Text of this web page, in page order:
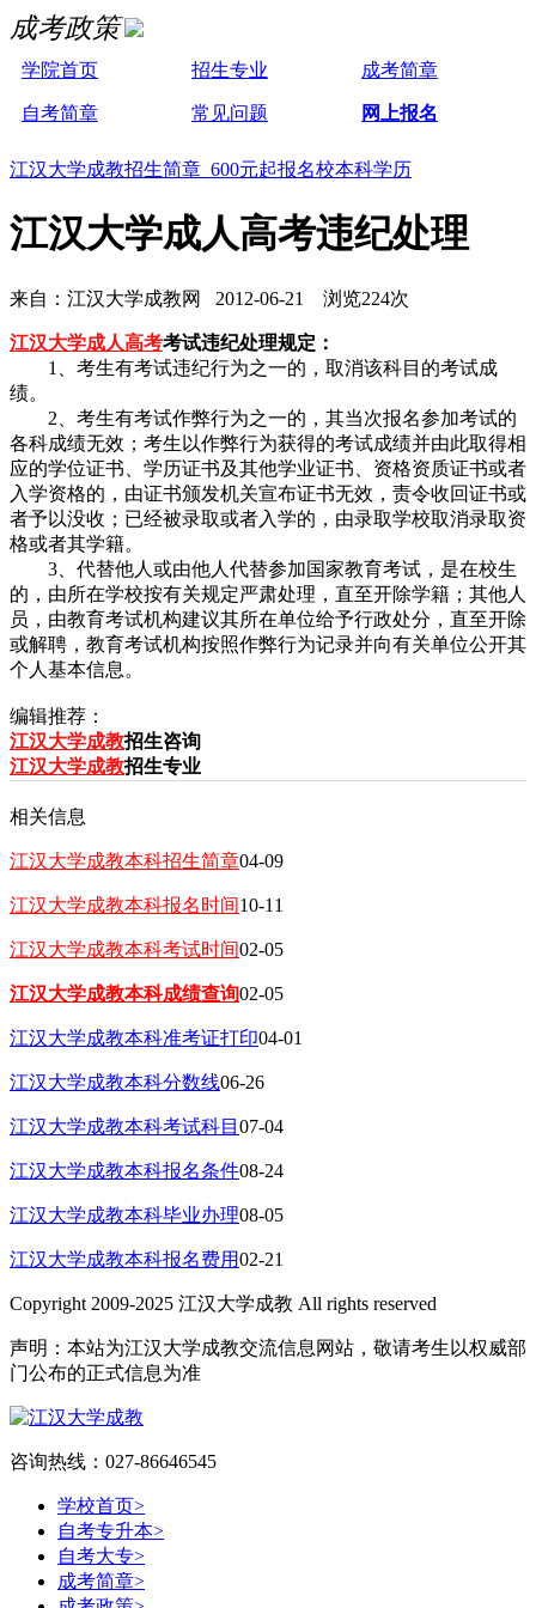
成考政策
学院首页 招生专业 成考简章
自考简章 常见问题 网上报名
江汉大学成教招生简章 600元起报名校本科学历
江汉大学成人高考违纪处理
来自：江汉大学成教网 2012-06-21 浏览224次
江汉大学成人高考考试违纪处理规定：
1、考生有考试违纪行为之一的，取消该科目的考试成
绩。
2、考生有考试作弊行为之一的，其当次报名参加考试的
各科成绩无效；考生以作弊行为获得的考试成绩并由此取得相
应的学位证书、学历证书及其他学业证书、资格资质证书或者
入学资格的，由证书颁发机关宣布证书无效，责令收回证书或
者予以没收；已经被录取或者入学的，由录取学校取消录取资
格或者其学籍。
3、代替他人或由他人代替参加国家教育考试，是在校生
的，由所在学校按有关规定严肃处理，直至开除学籍；其他人
员，由教育考试机构建议其所在单位给予行政处分，直至开除
或解聘，教育考试机构按照作弊行为记录并向有关单位公开其
个人基本信息。
编辑推荐：
江汉大学成教招生咨询
江汉大学成教招生专业
相关信息
江汉大学成教本科招生简章04-09
江汉大学成教本科报名时间10-11
江汉大学成教本科考试时间02-05
江汉大学成教本科成绩查询02-05
江汉大学成教本科准考证打印04-01
江汉大学成教本科分数线06-26
江汉大学成教本科考试科目 07-04
江汉大学成教本科报名条件08-24
江汉大学成教本科毕业办理08-05
江汉大学成教本科报名费用02-21
Copyright 2009-2025 江汉大学成教 All rights reserved
声明：本站为江汉大学成教交流信息网站，敬请考生以权威部
门公布的正式信息为准
咨询热线：027-86646545
学校首页>
自考专升本>
自考大专>
成考简章>